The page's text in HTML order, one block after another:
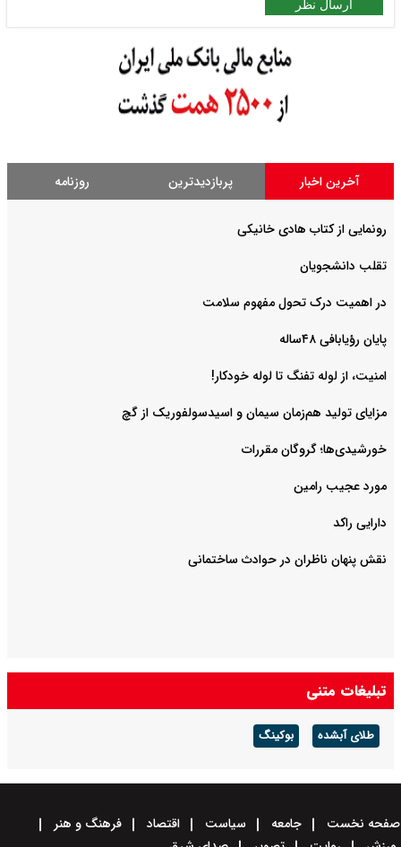
ارسال نظر
آخرین اخبار پربازدیدترین روزنامه
رونمایی از کتاب هادی خانیکی
‌تقلب دانشجویان
در اهمیت درک تحول مفهوم سلامت
پایان رؤیابافی ۴۸ساله
امنیت، از لوله تفنگ تا ‌لوله خودکار!
مزایای تولید هم‌زمان سیمان و اسیدسولفوریک از گچ
خورشیدی‌ها؛ گروگان مقررات
مورد عجیب رامین
دارایی راکد
نقش پنهان ناظران در حوادث ساختمانی
تبلیغات متنی
طلای آبشده بوکینگ
صفحه نخست جامعه سیاست اقتصاد
فرهنگ و هنر